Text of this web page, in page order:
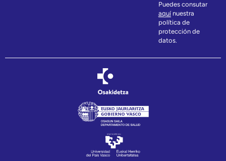
Puedes consutar
aquínuestra
política de
protección de
datos.